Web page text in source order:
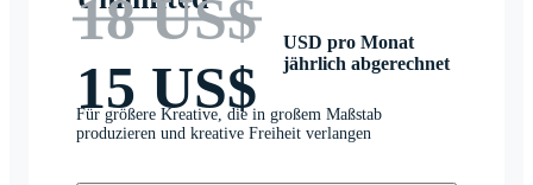
18 US$
15 US$
USD pro Monat
jährlich abgerechnet
Für größere Kreative, die in großem Maßstab
produzieren und kreative Freiheit verlangen